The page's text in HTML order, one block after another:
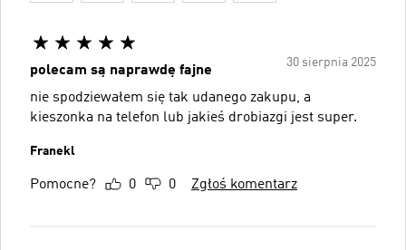
30 sierpnia 2025
polecam są naprawdę fajne
nie spodziewałem się tak udanego zakupu, a
kieszonka na telefon lub jakieś drobiazgi jest super.
Franekl
Pomocne? 0 0 Zgłoś komentarz